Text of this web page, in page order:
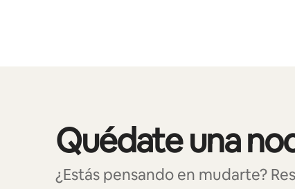
Quédate una
¿Estás pensando en mudarte?
Mostrando 0 de 0 elementos